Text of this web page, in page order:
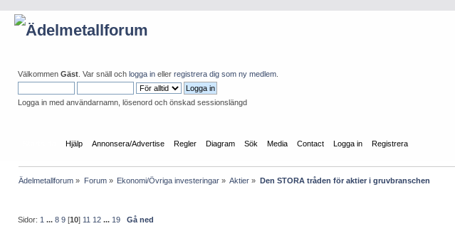
Välkommen Gäst . Var snäll och logga in eller registrera dig som ny medlem
Logga in med användarnamn, lösenord och önskad sessionslängd
Hjälp Annonsera/Advertise Regler Diagram Sök Media Contact Logga in Registrera
Ädelmetallforum » Forum» Ekonomi/Övriga investeringar» Aktier » Den STORA tråden för aktier i gruvbranschen
Sidor: 1 ...8 9 [10] 11 12 ... 19 Gå ned